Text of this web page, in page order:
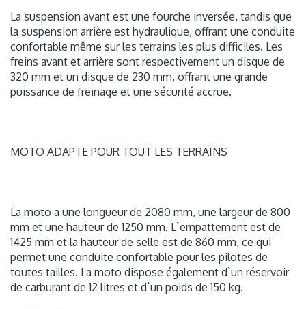
La suspension avant est une fourche inversée, tandis que
la suspension arrière est hydraulique, offrant une conduite
confortable même sur les terrains les plus difficiles. Les
freins avant et arrière sont respectivement un disque de
320 mm et un disque de 230 mm, offrant une grande
puissance de freinage et une sécurité accrue.
MOTO ADAPTE POUR TOUT LES TERRAINS
La moto a une longueur de 2080 mm, une largeur de 800
mm et une hauteur de 1250 mm. L`empattement est de
1425 mm et la hauteur de selle est de 860 mm, ce qui
permet une conduite confortable pour les pilotes de
toutes tailles. La moto dispose également d`un réservoir
de carburant de 12 litres et d`un poids de 150 kg.